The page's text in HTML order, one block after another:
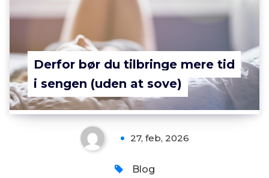
Derfor bør du tilbringe mere tid
i sengen (uden at sove)
27, feb, 2026
Blog